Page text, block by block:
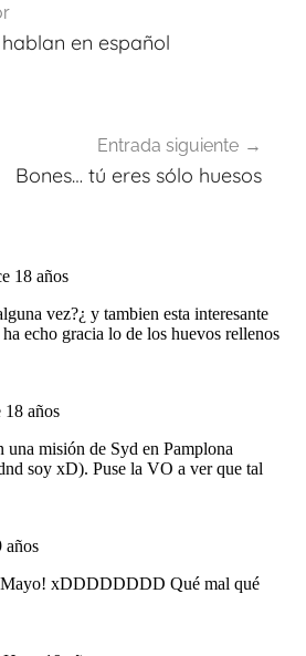
en español
Entrada siguiente
Bones… tú eres sólo huesos